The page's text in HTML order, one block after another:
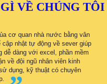
VỀ CHÚNG TÔI
cơ quan nhà nước bằng vân
nhật tự động về sever giúp
dễ dàng với excel, phần mềm
về đội ngũ nhân viên kinh
dụng, kỹ thuật có chuyên